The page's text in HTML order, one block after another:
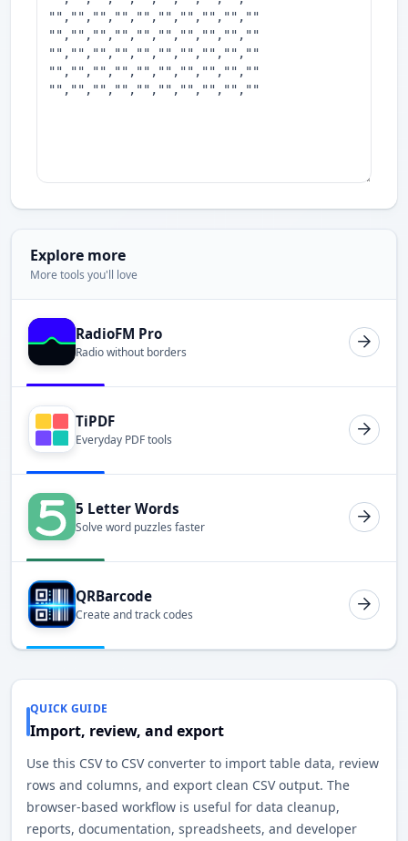
Explore more
More tools you'll love
RadioFM Pro
Radio without borders
TiPDF
Everyday PDF tools
5 Letter Words
Solve word puzzles faster
QRBarcode
Create and track codes
QUICK GUIDE
Import, review, and export
Use this CSV to CSV converter to import table data, review
rows and columns, and export clean CSV output. The
browser-based workflow is useful for data cleanup,
reports, documentation, spreadsheets, and developer